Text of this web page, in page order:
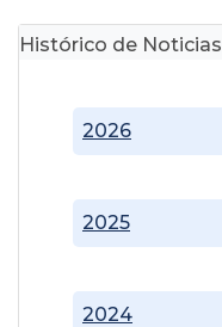
Histórico de Noticias
2024
2025
2026